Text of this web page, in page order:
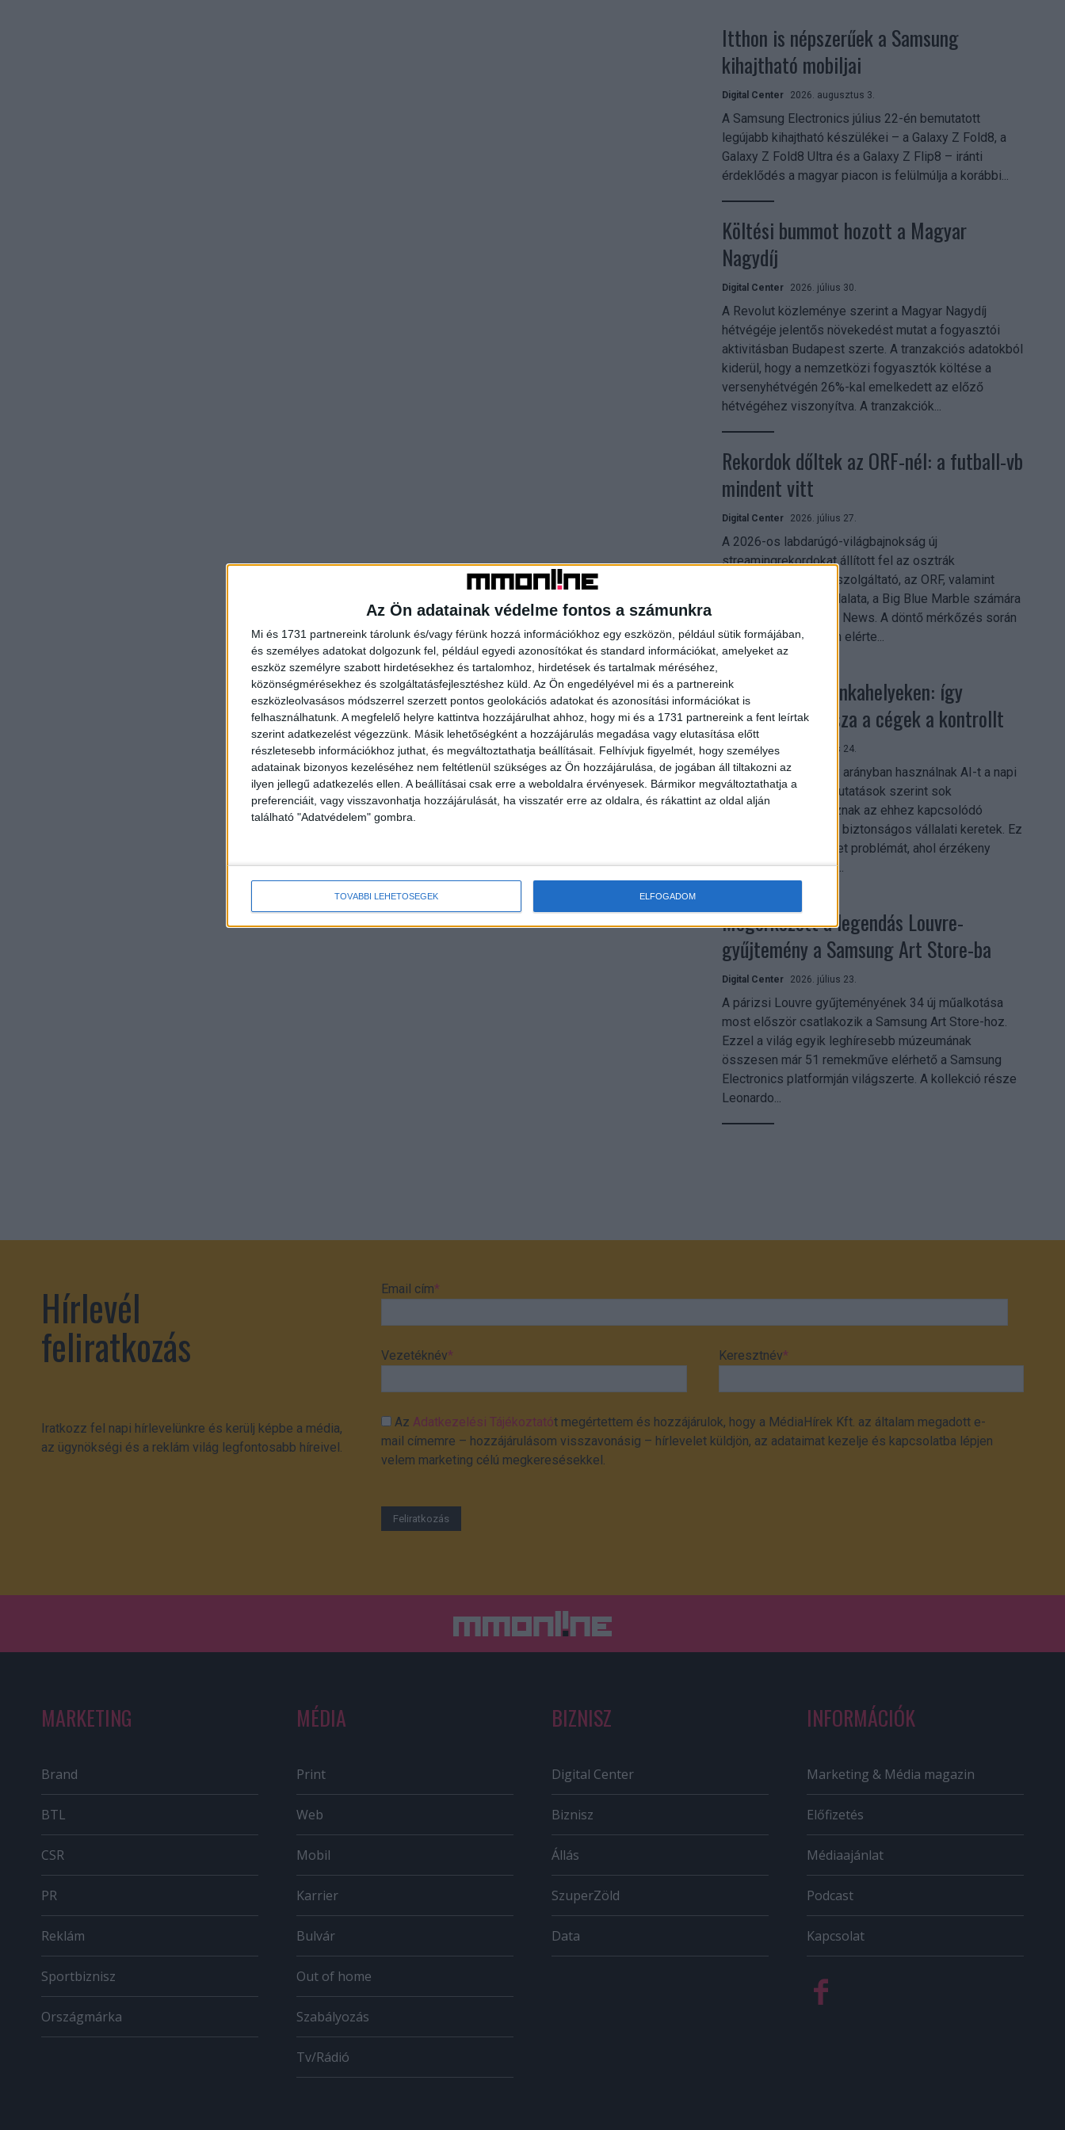
Az Ön adatainak védelme fontos a számunkra
Mi és 1731 partnereink tárolunk és/vagy férünk hozzá információkhoz egy eszközön, például sütik formájában,
és személyes adatokat dolgozunk fel, például egyedi azonosítókat és standard információkat, amelyeket az
eszköz személyre szabott hirdetésekhez és tartalomhoz, hirdetések és tartalmak méréséhez,
közönségmérésekhez és szolgáltatásfejlesztéshez küld. Az Ön engedélyével mi és a partnereink
eszközleolvasásos módszerrel szerzett pontos geolokációs adatokat és azonosítási információkat is
felhasználhatunk. A megfelelő helyre kattintva hozzájárulhat ahhoz, hogy mi és a 1731 partnereink a fent leírtak
szerint adatkezelést végezzünk. Másik lehetőségként a hozzájárulás megadása vagy elutasítása előtt
részletesebb információkhoz juthat, és megváltoztathatja beállításait. Felhívjuk figyelmét, hogy személyes
adatainak bizonyos kezeléséhez nem feltétlenül szükséges az Ön hozzájárulása, de jogában áll tiltakozni az
ilyen jellegű adatkezelés ellen. A beállításai csak erre a weboldalra érvényesek. Bármikor megváltoztathatja a
preferenciáit, vagy visszavonhatja hozzájárulását, ha visszatér erre az oldalra, és rákattint az oldal alján
található "Adatvédelem" gombra.
TOVÁBBI LEHETŐSÉGEK ELFOGADOM
Itthon is népszerűek a Samsung
kihajtható mobiljai
Digital Center 2026. augusztus 3.
A Samsung Electronics július 22-én bemutatott
legújabb kihajtható készülékei – a Galaxy Z Fold8, a
Galaxy Z Fold8 Ultra és a Galaxy Z Flip8 – iránti
érdeklődés a magyar piacon is felülmúlja a korábbi...
Költési bummot hozott a Magyar
Nagydíj
Digital Center 2026. július 30.
A Revolut közleménye szerint a Magyar Nagydíj
hétvégéje jelentős növekedést mutat a fogyasztói
aktivitásban Budapest szerte. A tranzakciós adatokból
kiderül, hogy a nemzetközi fogyasztók költése a
versenyhétvégén 26%-kal emelkedett az előző
hétvégéhez viszonyítva. A tranzakciók...
Rekordok dőltek az ORF-nél: a futball-vb
mindent vitt
Digital Center 2026. július 27.
A 2026-os labdarúgó-világbajnokság új
streamingrekordokat állított fel az osztrák
közszolgálati műsorszolgáltató, az ORF, valamint
technológiai leányvállalata, a Big Blue Marble számára
– írja a Broadband TV News. A döntő mérkőzés során
az átlagos nézőszám elérte...
Shadow AI a munkahelyeken: így
szerezhetik vissza a cégek a kontrollt
Digital Center 2026. július 24.
A munkavállalók nagy arányban használnak AI-t a napi
munkában, ám friss kutatások szerint sok
szervezetnél hiányoznak az ehhez kapcsolódó
világos irányelvek és biztonságos vállalati keretek. Ez
különösen ott jelenthet problémát, ahol érzékeny
üzleti információkkal...
Megérkezett a legendás Louvre-
gyűjtemény a Samsung Art Store-ba
Digital Center 2026. július 23.
A párizsi Louvre gyűjteményének 34 új műalkotása
most először csatlakozik a Samsung Art Store-hoz.
Ezzel a világ egyik leghíresebb múzeumának
összesen már 51 remekműve elérhető a Samsung
Electronics platformján világszerte. A kollekció része
Leonardo...
Hírlevél
feliratkozás
Iratkozz fel napi hírlevelünkre és kerülj képbe a média,
az ügynökségi és a reklám világ legfontosabb híreivel.
Email cím*
Vezetéknév* Keresztnév*
AzAdatkezelési Tájékoztatót megértettem és hozzájárulok, hogy a MédiaHírek Kft. az általam megadott e-
mail címemre – hozzájárulásom visszavonásig – hírlevelet küldjön, az adataimat kezelje és kapcsolatba lépjen
velem marketing célú megkeresésekkel.
MARKETING
Brand
BTL
CSR
PR
Reklám
Sportbiznisz
Országmárka
MÉDIA
Print
Web
Mobil
Karrier
Bulvár
Out of home
Szabályozás
Tv/Rádió
BIZNISZ
Digital Center
Biznisz
Állás
SzuperZöld
Data
INFORMÁCIÓK
Marketing & Média magazin
Előfizetés
Médiaajánlat
Podcast
Kapcsolat